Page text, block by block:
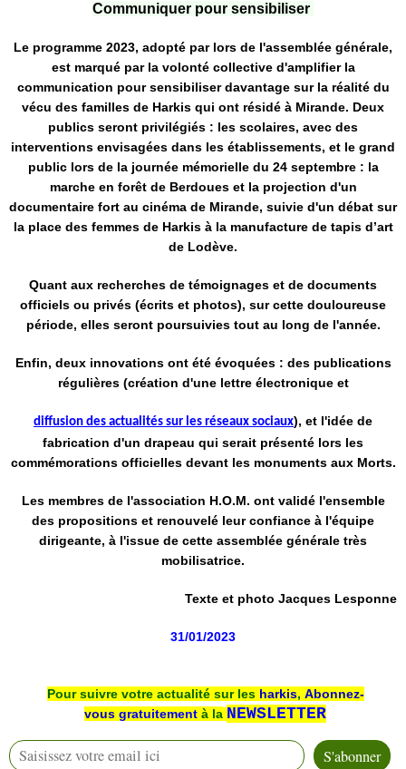
Communiquer pour sensibiliser
Le programme 2023, adopté par lors de l'assemblée générale,
est marqué par la volonté collective d'amplifier la
communication pour sensibiliser davantage sur la réalité du
vécu des familles de Harkis qui ont résidé à Mirande. Deux
publics seront privilégiés : les scolaires, avec des
interventions envisagées dans les établissements, et le grand
public lors de la journée mémorielle du 24 septembre : la
marche en forêt de Berdoues et la projection d'un
documentaire fort au cinéma de Mirande, suivie d'un débat sur
la place des femmes de Harkis à la manufacture de tapis d’art
de Lodève.
Quant aux recherches de témoignages et de documents
officiels ou privés (écrits et photos), sur cette douloureuse
période, elles seront poursuivies tout au long de l'année.
Enfin, deux innovations ont été évoquées : des publications
régulières (création d'une lettre électronique et
diffusion des actualités sur les réseaux sociaux), et l'idée de
fabrication d'un drapeau qui serait présenté lors les
commémorations officielles devant les monuments aux Morts.
Les membres de l'association H.O.M. ont validé l'ensemble
des propositions et renouvelé leur confiance à l'équipe
dirigeante, à l'issue de cette assemblée générale très
mobilisatrice.
Texte et photo Jacques Lesponne
31/01/2023
Pour suivre votre actualité sur les harkis, Abonnez-
vous gratuitement à la NEWSLETTER